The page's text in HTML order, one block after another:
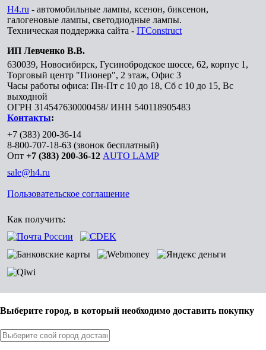
H4.ru - автомобильные лампы, ксенон, биксенон,
галогеновые лампы, светодиодные лампы.
Техническая поддержка сайта - ITConstruct
ИП Левченко В.В.
630039, Новосибирск, Гусинобродское шоссе, 62, корпус 1,
Торговый центр "Пионер", 2 этаж, Офис 3
Часы работы офиса: Пн-Пт с 10 до 18, Сб с 10 до 15, Вс
выходной
ОГРН 314547630000458/ ИНН 540118905483
Контакты:
+7 (383) 200-36-14
8-800-707-18-63 (звонок бесплатный)
Опт +7 (383) 200-36-12 AUTO LAMP
sale@h4.ru
Пользовательское соглашение
Как получить:
Выберите город, в который необходимо доставить покупку